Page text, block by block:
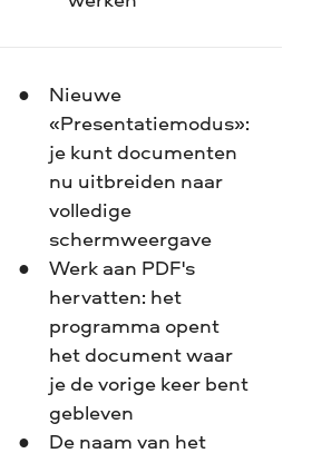
Nieuwe
«Presentatiemodus»:
je kunt documenten
nu uitbreiden naar
volledige
schermweergave
Werk aan PDF's
hervatten: het
programma opent
het document waar
je de vorige keer bent
gebleven
De naam van het